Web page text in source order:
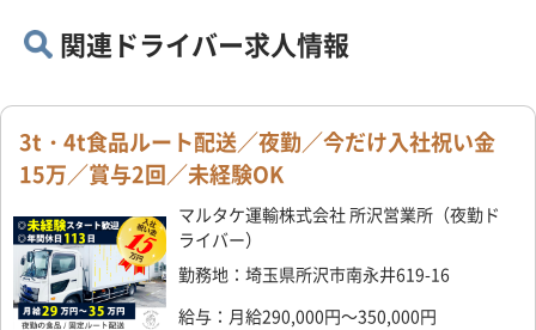
関連ドライバー求人情報
3t・4t食品ルート配送／夜勤／今だけ入社祝い金
15万／賞与2回／未経験OK
マルタケ運輸株式会社 所沢営業所（夜勤ド
ライバー）
勤務地：埼玉県所沢市南永井619-16
給与：月給290,000円～350,000円